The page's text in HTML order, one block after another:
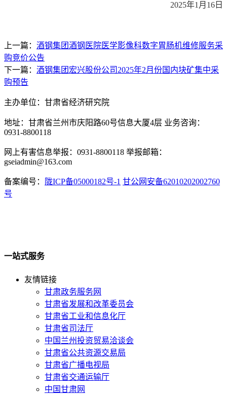
2025年1月16日
上一篇： 酒钢集团酒钢医院医学影像科数字胃肠机维修服务采
购竞价公告
下一篇： 酒钢集团宏兴股份公司2025年2月份国内块矿集中采
购预告
主办单位：甘肃省经济研究院
地址：甘肃省兰州市庆阳路60号信息大厦4层 业务咨询：
0931-8800118
网上有害信息举报：0931-8800118 举报邮箱：
gseiadmin@163.com
备案编号： 陇ICP备05000182号-1 甘公网安备62010202002760
号
一站式服务
友情链接
甘肃政务服务网
甘肃省发展和改革委员会
甘肃省工业和信息化厅
甘肃省司法厅
中国兰州投资贸易洽谈会
甘肃省公共资源交易局
甘肃省广播电视局
甘肃省交通运输厅
中国甘肃网